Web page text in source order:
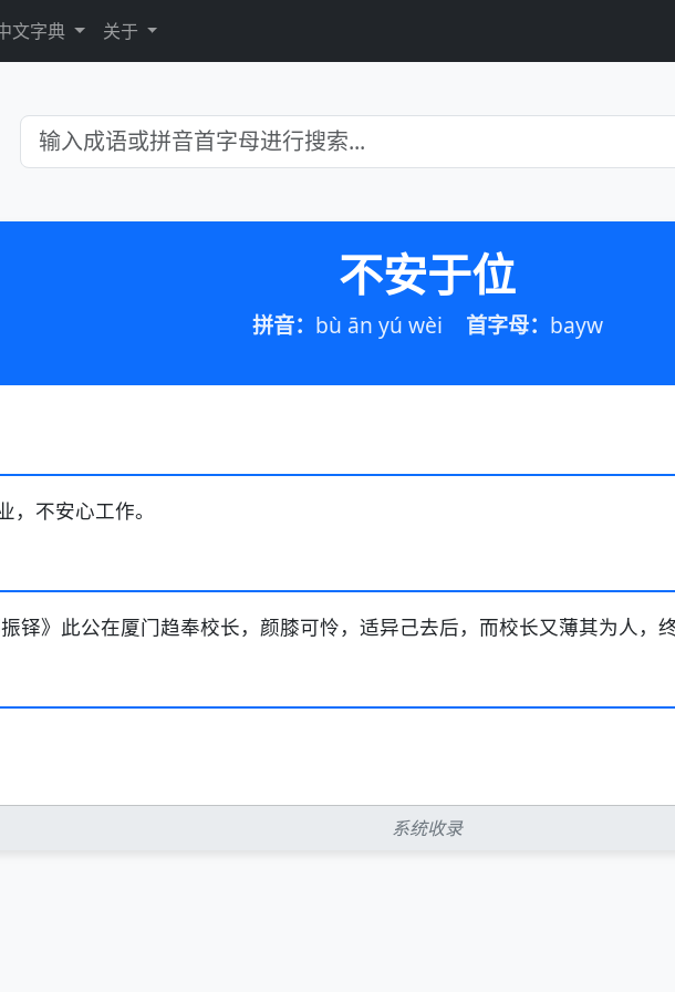
文字典 关于
不安于位
拼音： bù ān yú wèi 首字母： bayw
，不安心工作。
振铎》此公在厦门趋奉校长，颜膝可怜，适异己去后，而校长又薄其为人，
系统收录